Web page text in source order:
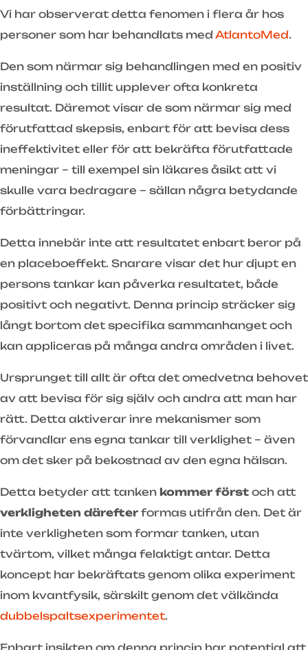
Vi har observerat detta fenomen i flera år hos
personer som har behandlats medAtlantoMed.
Den som närmar sig behandlingen med en positiv
inställning och tillit upplever ofta konkreta
resultat. Däremot visar de som närmar sig med
förutfattad skepsis, enbart för att bevisa dess
ineffektivitet eller för att bekräfta förutfattade
meningar – till exempel sin läkares åsikt att vi
skulle vara bedragare – sällan några betydande
förbättringar.
Detta innebär inte att resultatet enbart beror på
en placeboeffekt. Snarare visar det hur djupt en
persons tankar kan påverka resultatet, både
positivt och negativt. Denna princip sträcker sig
långt bortom det specifika sammanhanget och
kan appliceras på många andra områden i livet.
Ursprunget till allt är ofta det omedvetna behovet
av att bevisa för sig själv och andra att man har
rätt. Detta aktiverar inre mekanismer som
förvandlar ens egna tankar till verklighet – även
om det sker på bekostnad av den egna hälsan.
Detta betyder att tanken kommer först och att
verkligheten därefter formas utifrån den. Det är
inte verkligheten som formar tanken, utan
tvärtom, vilket många felaktigt antar. Detta
koncept har bekräftats genom olika experiment
inom kvantfysik, särskilt genom det välkända
dubbelspaltsexperimentet.
Enbart insikten om denna princip har potential att